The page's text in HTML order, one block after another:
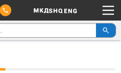
Main Navigation
за: